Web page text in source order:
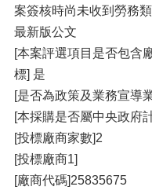
案簽核時尚未收到勞務
最新版公文
[本案評選項目是否包含
標] 是
[是否為政策及業務宣導
[本採購是否屬中央政府
[投標廠商家數]2
[投標廠商1]
[廠商代碼]25835675